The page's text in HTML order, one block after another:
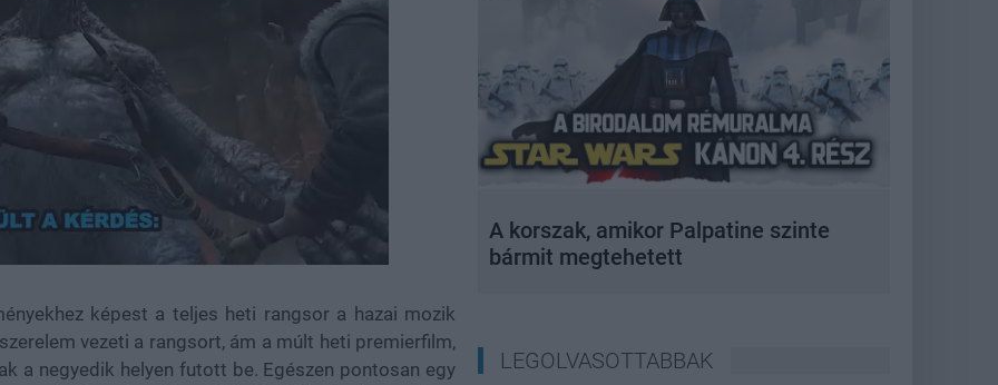
képest a teljes heti rangsor a hazai mozik
vezeti a rangsort, ám a múlt heti premierfilm,
a negyedik helyen futott be. Egészen pontosan egy
A korszak, amikor Palpatine szinte
bármit megtehetett
LEGOLVASOTTABBAK